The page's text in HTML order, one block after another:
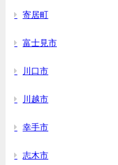
寄居町
富士見市
川口市
川越市
幸手市
志木市